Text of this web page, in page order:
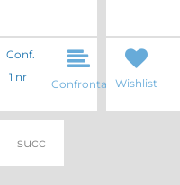
Conf.
1 nr
Confronta Wishlist
succ